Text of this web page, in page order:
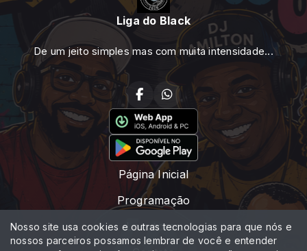
Liga do Black
De um jeito simples mas com muita intensidade...
Página Inicial
Programação
Locutores
Nosso site usa cookies e outras tecnologias para que nós e
nossos parceiros possamos lembrar de você e entender